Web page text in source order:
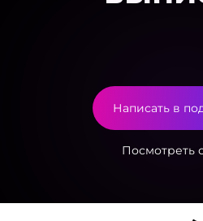
Написать в
Посмотреть